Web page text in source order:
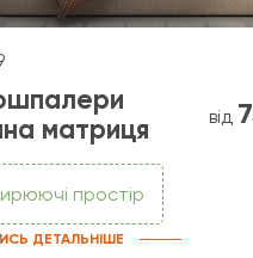
матриця
від
простір
ДЕТАЛЬНІШЕ